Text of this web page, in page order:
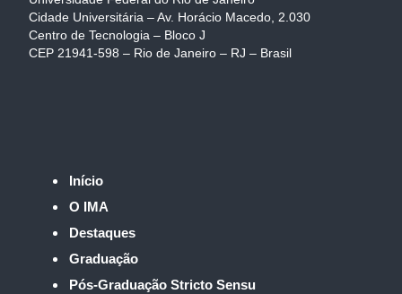
Cidade Universitária – Av. Horácio Macedo, 2.030
Centro de Tecnologia – Bloco J
CEP 21941-598 – Rio de Janeiro – RJ – Brasil
Início
O IMA
Destaques
Graduação
Pós-Graduação Stricto Sensu